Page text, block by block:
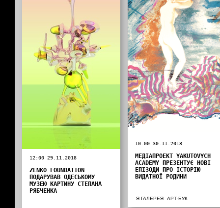
10:00 30.11.2018
МЕДІАПРОЕКТ YAKUTOVYCH
ACADEMY ПРЕЗЕНТУЄ НОВІ
ЕПІЗОДИ ПРО ІСТОРІЮ
ВИДАТНОЇ РОДИНИ
Я ГАЛЕРЕЯ АРТ-БУК
12:00 29.11.2018
ZENKO FOUNDATION
ПОДАРУВАВ ОДЕСЬКОМУ
МУЗЕЮ КАРТИНУ СТЕПАНА
РЯБЧЕНКА